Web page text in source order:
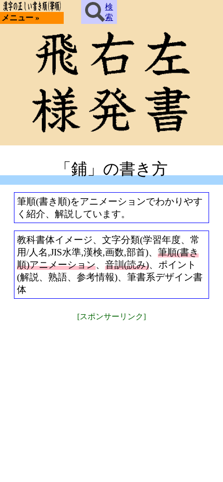
メニュー »
検
索
「鋪」の書き方
筆順(書き順)をアニメーションでわかりやす
く紹介、解説しています。
教科書体イメージ、文字分類(学習年度、常
用/人名,JIS水準,漢検,画数,部首)、 筆順(書き
順)アニメーション、 音訓(読み)、ポイント
(解説、熟語、参考情報)、筆書系デザイン書
体
[スポンサーリンク]